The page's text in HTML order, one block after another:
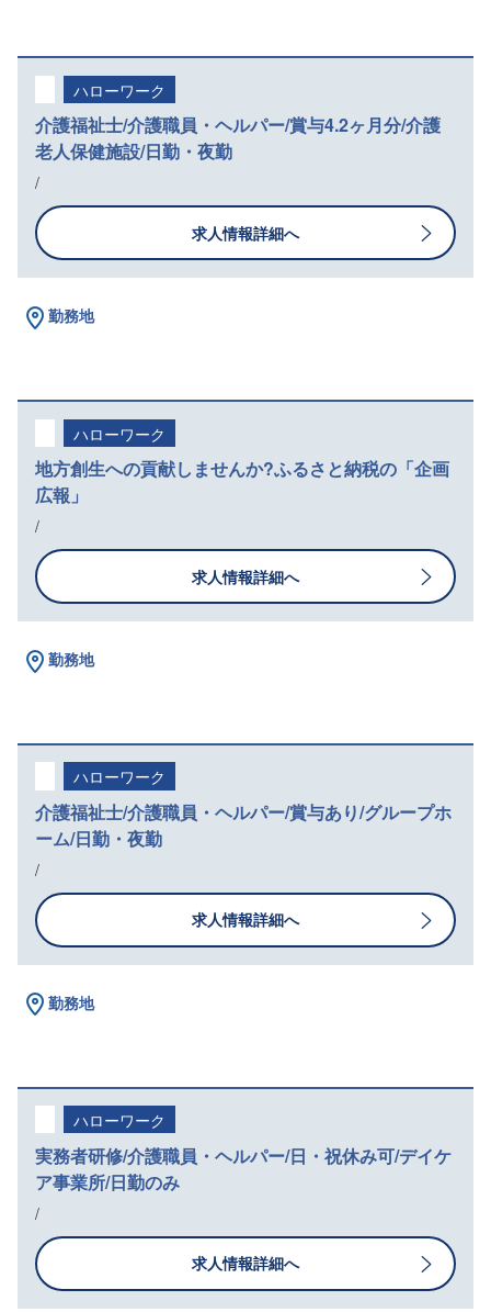
ハローワーク
介護福祉士/介護職員・ヘルパー/賞与4.2ヶ月分/介護
老人保健施設/日勤・夜勤
/
求人情報詳細へ
勤務地
ハローワーク
地方創生への貢献しませんか?ふるさと納税の「企画
広報」
/
求人情報詳細へ
勤務地
ハローワーク
介護福祉士/介護職員・ヘルパー/賞与あり/グループホ
ーム/日勤・夜勤
/
求人情報詳細へ
勤務地
ハローワーク
実務者研修/介護職員・ヘルパー/日・祝休み可/デイケ
ア事業所/日勤のみ
/
求人情報詳細へ